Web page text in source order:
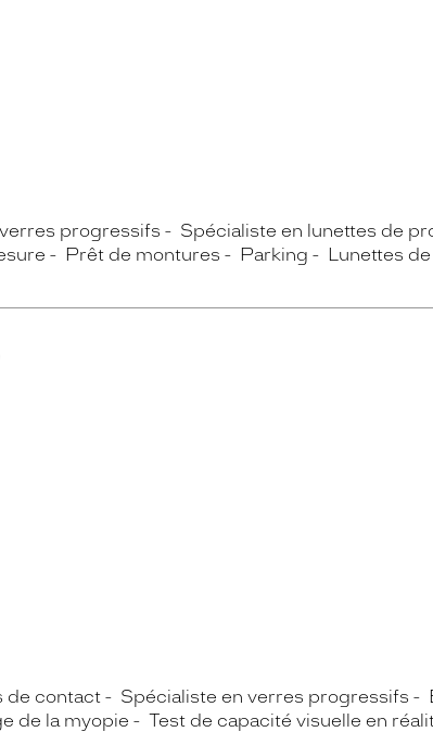
progressifs
Spécialiste en lunettes de
Prêt de montures Parking Lunettes
de contact Spécialiste en verres progressifs
de la myopie
Test de capacité visuelle en